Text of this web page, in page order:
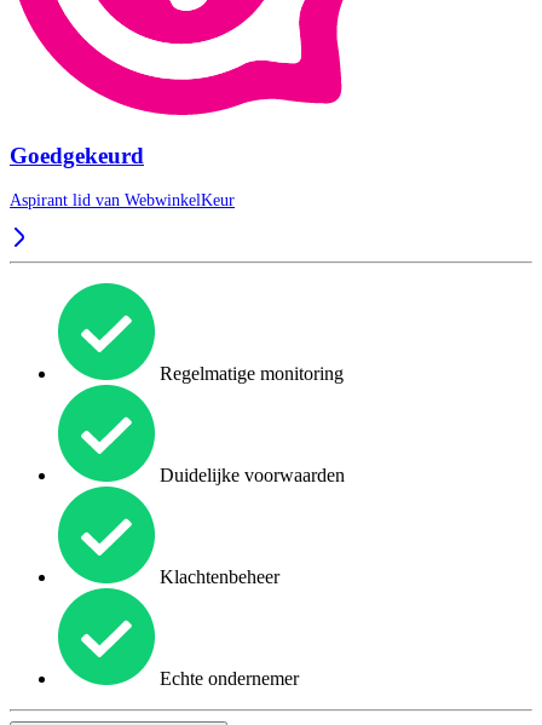
Goedgekeurd
Aspirant lid van WebwinkelKeur
Regelmatige monitoring
Duidelijke voorwaarden
Klachtenbeheer
Echte ondernemer